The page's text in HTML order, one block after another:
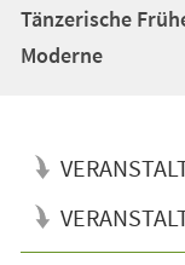
Tänzerische
Moderne